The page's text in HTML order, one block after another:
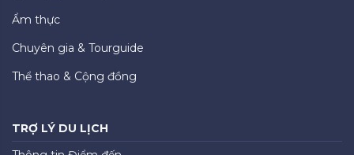
Ẩm thực
Chuyên gia & Tourguide
Thể thao & Cộng đồng
TRỢ LÝ DU LỊCH